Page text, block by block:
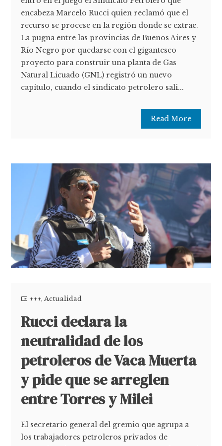
encabeza Marcelo Rucci quien reclamó que el
recurso se procese en la región donde se extrae.
La pugna entre las provincias de Buenos Aires y
Río Negro por quedarse con el gigantesco
proyecto para construir una planta de Gas
Natural Licuado (GNL) registró un nuevo
capítulo, cuando el sindicato petrolero sali...
Read More
+++,Actualidad
Rucci declara la
neutralidad de los
petroleros de Vaca Muerta
y pide que se arreglen
entre Torres y Milei
El secretario general del gremio que agrupa a
los trabajadores petroleros privados de